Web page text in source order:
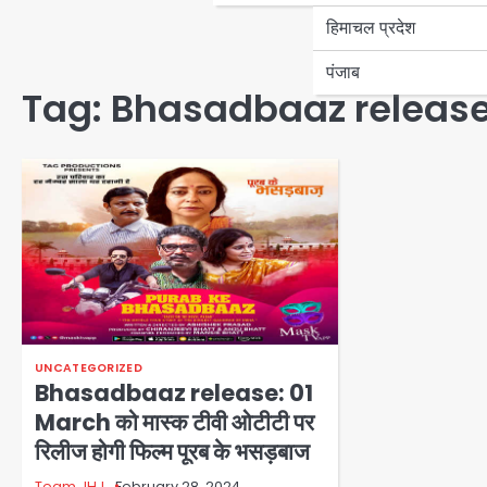
हिमाचल प्रदेश
पंजाब
Tag: Bhasadbaaz
UNCATEGORIZED
Bhasadbaaz release: 01
March को मास्क टीवी ओटीटी पर
रिलीज होगी फिल्म पूरब के भसड़बाज